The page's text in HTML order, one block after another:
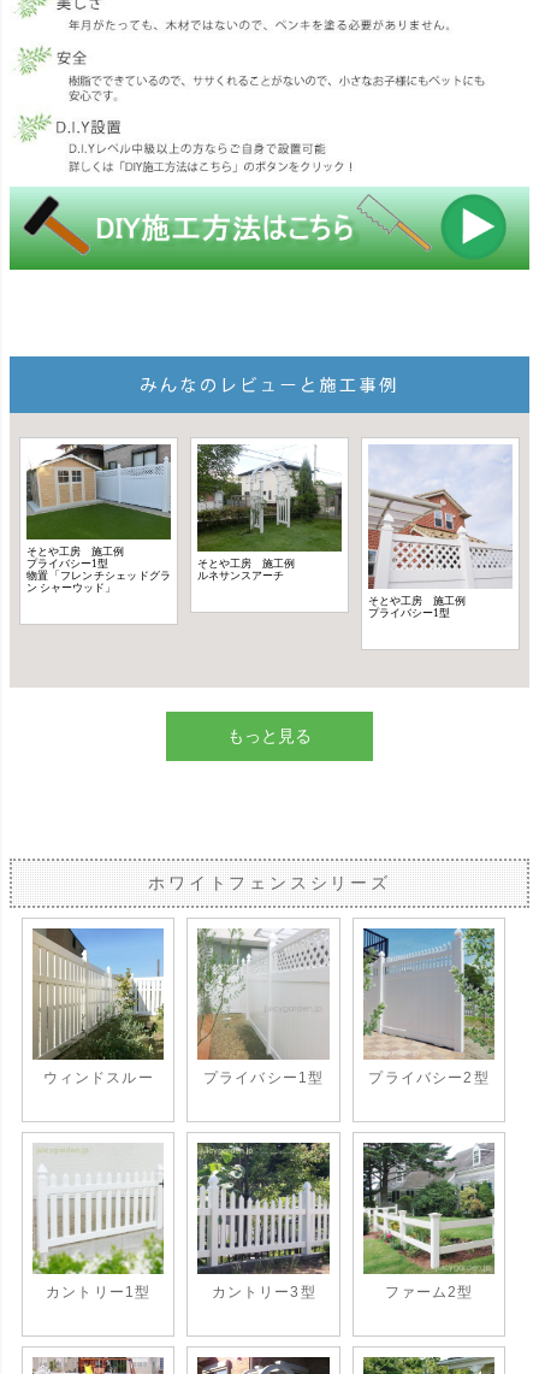
もっと見る
ホワイトフェンスシリーズ
ウィンドスルー プライバシー1型 プライバシー2型
カントリー1型 カントリー3型 ファーム2型